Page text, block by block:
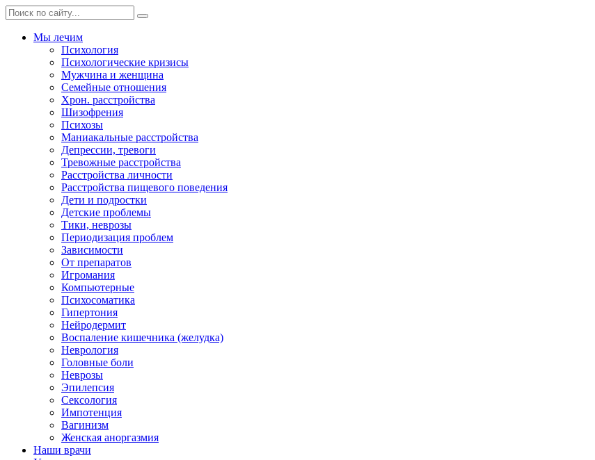
Мы лечим
Психология
Психологические кризисы
Мужчина и женщина
Семейные отношения
Хрон. расстройства
Шизофрения
Психозы
Маниакальные расстройства
Депрессии, тревоги
Тревожные расстройства
Расстройства личности
Расстройства пищевого поведения
Дети и подростки
Детские проблемы
Тики, неврозы
Периодизация проблем
Зависимости
От препаратов
Игромания
Компьютерные
Психосоматика
Гипертония
Нейродермит
Воспаление кишечника (желудка)
Неврология
Головные боли
Неврозы
Эпилепсия
Сексология
Импотенция
Вагинизм
Женская аноргазмия
Наши врачи